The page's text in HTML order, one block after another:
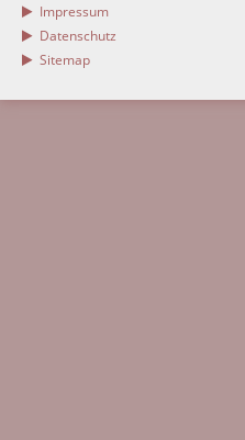
Impressum
Datenschutz
Sitemap